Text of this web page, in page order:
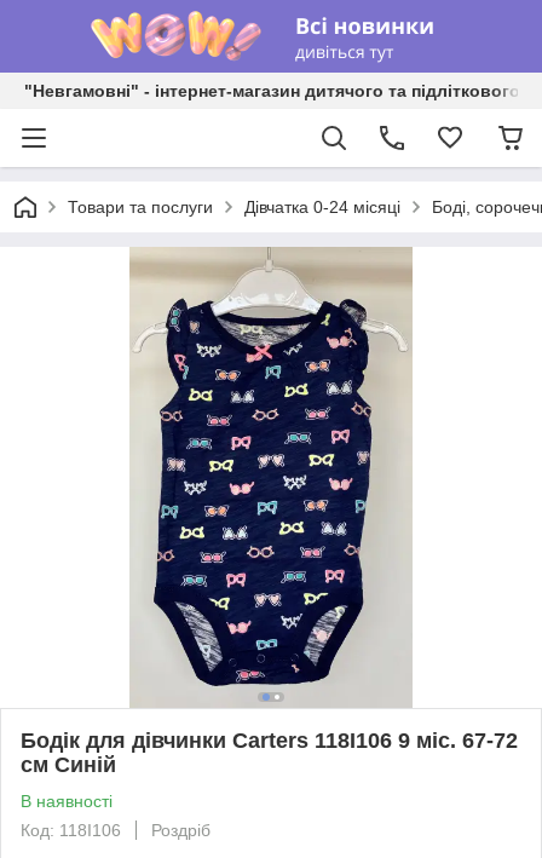
"Невгамовні" - інтернет-магазин дитячого та підліткового
Товари та послуги Дівчатка 0-24 місяці Боді,
Бодік для дівчинки Carters 118I106 9 міс. 67-72
см Синій
В наявності
Код: 118I106
Роздріб